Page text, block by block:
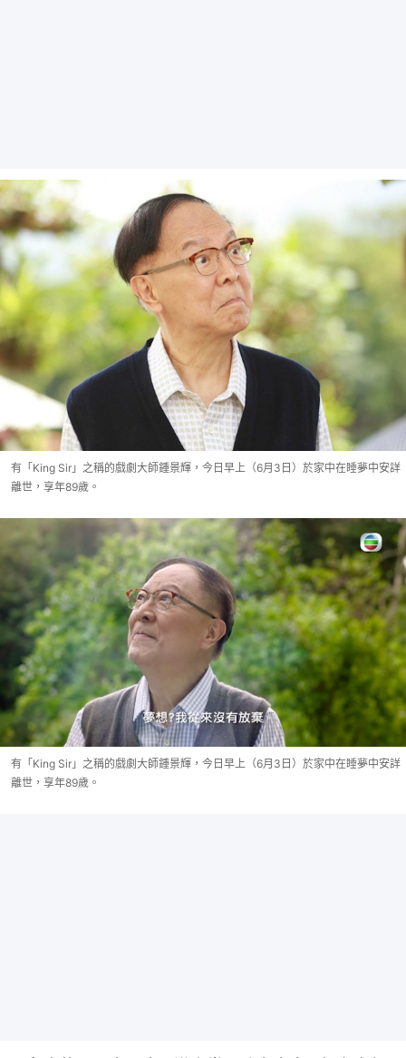
有「King Sir」之稱的戲劇大師鍾景輝，今日早上（6月3日）於家中在睡夢中安詳
離世，享年89歲。
有「King Sir」之稱的戲劇大師鍾景輝，今日早上（6月3日）於家中在睡夢中安詳
離世，享年89歲。